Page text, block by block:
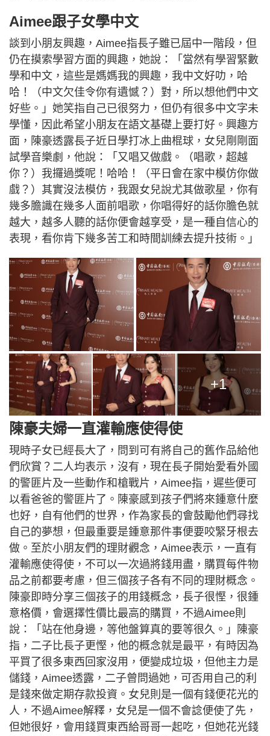
Aimee跟子女學中文
談到小朋友興趣，Aimee指長子雖已屆中一階段，但
仍在摸索學習方面的興趣，她說：「當然有學習緊數
學和中文，這些是媽媽我的興趣，我中文好叻，哈
哈！（中文欠佳令你有遺憾？）對，所以想他們中文
好些。」她笑指自己已很努力，但仍有很多中文字未
學懂，因此希望小朋友在語文基礎上要打好。興趣方
面，陳豪透露長子近日學打冰上曲棍球，女兒剛剛面
試學音樂劇，他說：「又唱又做戲。（唱歌，超越
你？）我攞過獎呢！哈哈！（平日會在家中模仿你做
戲？）其實沒法模仿，我跟女兒說尤其做歌星，你有
幾多膽識在幾多人面前唱歌，你唱得好的話你膽色就
越大，越多人聽的話你便會越享受，是一種自信心的
表現，看你肯下幾多苦工和時間訓練去提升技術。」
+1
陳豪夫婦一直灌輸應使得使
現時子女已經長大了，問到可有將自己的舊作品給他
們欣賞？二人均表示，沒有，現在長子開始愛看外國
的警匪片及一些動作和槍戰片，Aimee指，遲些便可
以看爸爸的警匪片了。陳豪感到孩子們將來鍾意什麼
也好，自有他們的世界，作為家長的會鼓勵他們尋找
自己的夢想，但最重要是鍾意那件事便要咬緊牙根去
做。至於小朋友們的理財觀念，Aimee表示，一直有
灌輸應使得使，不可以一次過將錢用盡，購買每件物
品之前都要考慮，但三個孩子各有不同的理財概念。
陳豪即時分享三個孩子的用錢概念，長子很慳，很鍾
意格價，會選擇性價比最高的購買，不過Aimee則
說：「站在他身邊，等他盤算真的要等很久。」陳豪
指，二子比長子更慳，他的概念就是最平，有時因為
平買了很多東西回家沒用，便變成垃圾，但他主力是
儲錢，Aimee透露，二子曾問過她，可否用自己的利
是錢來做定期存款投資。女兒則是一個有錢便花光的
人，不過Aimee解釋，女兒是一個不會諗便使了先，
但她很好，會用錢買東西給哥哥一起吃，但她花光錢